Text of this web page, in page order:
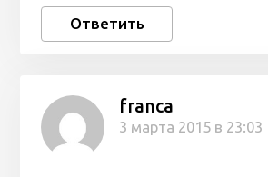
Ответить
franca
3 марта 2015 в 23:03